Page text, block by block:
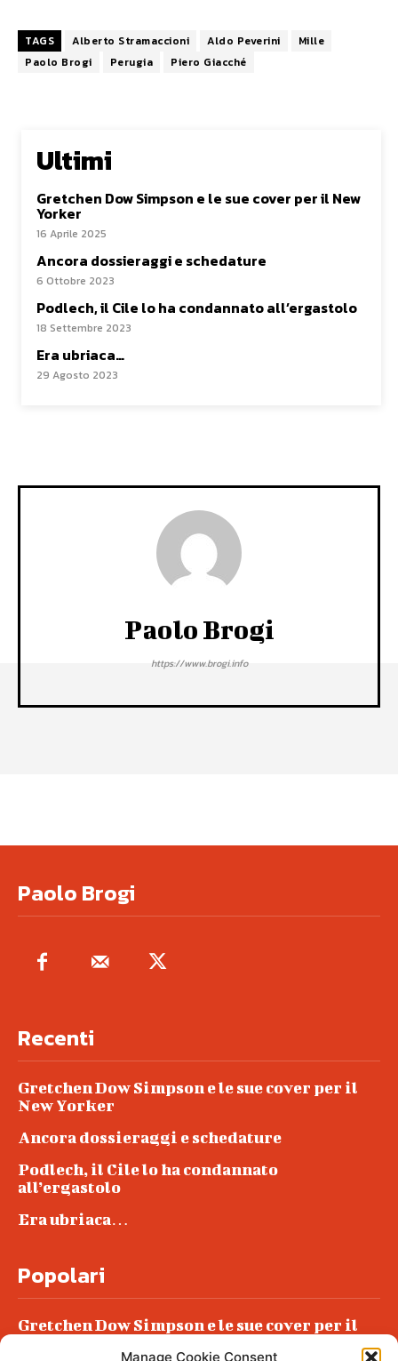
Manage Cookie Consent
TAGS Alberto Stramaccioni Aldo Peverini
Mille
Paolo Brogi
Perugia Piero Giacché
Ultimi
Gretchen Dow Simpson e le sue cover per il New
Yorker
16 Aprile 2025
Ancora dossieraggi e schedature
6 Ottobre 2023
Podlech, il Cile lo ha condannato all’ergastolo
18 Settembre 2023
Era ubriaca…
29 Agosto 2023
Paolo Brogi
https://www.brogi.info
Paolo Brogi
Recenti
Gretchen Dow Simpson e le sue cover per il
New Yorker
Ancora dossieraggi e schedature
Podlech, il Cile lo ha condannato
all’ergastolo
Era ubriaca…
Popolari
Gretchen Dow Simpson e le sue cover per il